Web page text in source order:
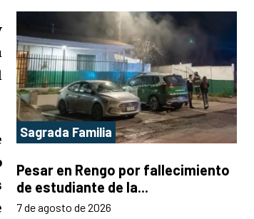
Sagrada Familia
Pesar en Rengo por fallecimiento
de estudiante de la...
7 de agosto de 2026